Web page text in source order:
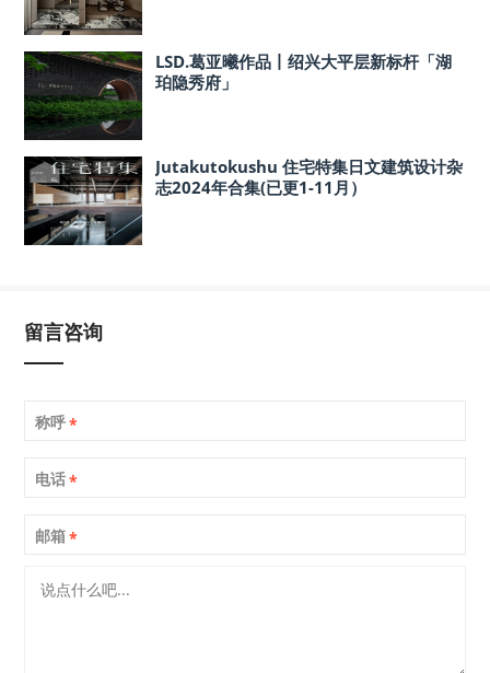
LSD.葛亚曦作品丨绍兴大平层新标杆「湖
珀隐秀府」
Jutakutokushu 住宅特集日文建筑设计杂
志2024年合集(已更1-11月）
留言咨询
称呼*
电话*
邮箱*